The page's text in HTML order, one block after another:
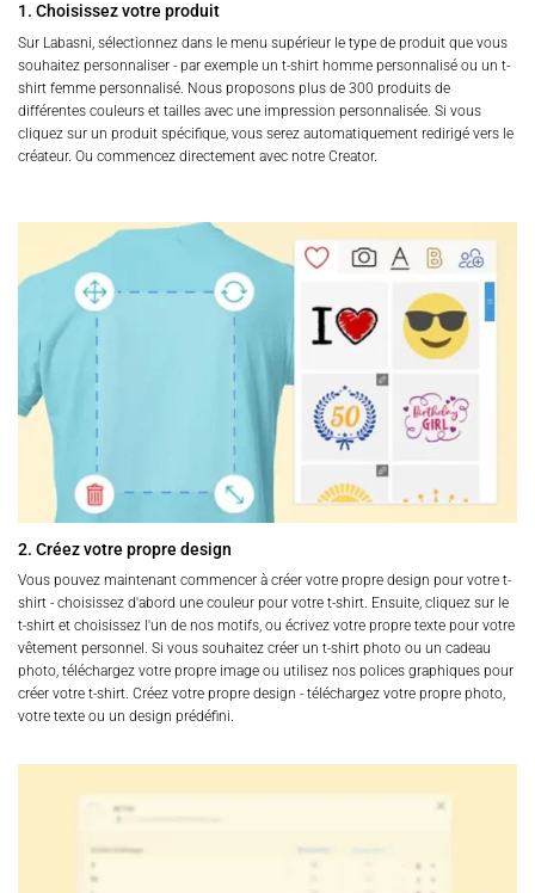
1. Choisissez votre produit
Sur Labasni, sélectionnez dans le menu supérieur le type de produit que vous
souhaitez personnaliser - par exemple un t-shirt homme personnalisé ou un t-
shirt femme personnalisé. Nous proposons plus de 300 produits de
différentes couleurs et tailles avec une impression personnalisée. Si vous
cliquez sur un produit spécifique, vous serez automatiquement redirigé vers le
créateur. Ou commencez directement avec notre Creator.
2. Créez votre propre design
Vous pouvez maintenant commencer à créer votre propre design pour votre t-
shirt - choisissez d'abord une couleur pour votre t-shirt. Ensuite, cliquez sur le
t-shirt et choisissez l'un de nos motifs, ou écrivez votre propre texte pour votre
vêtement personnel. Si vous souhaitez créer un t-shirt photo ou un cadeau
photo, téléchargez votre propre image ou utilisez nos polices graphiques pour
créer votre t-shirt. Créez votre propre design - téléchargez votre propre photo,
votre texte ou un design prédéfini.